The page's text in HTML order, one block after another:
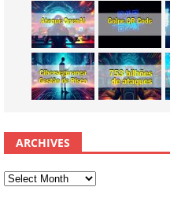
ARCHIVES